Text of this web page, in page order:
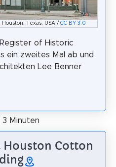
, Houston, Texas, USA / CC BY 3.0
of Historic
ein zweites Mal ab und
Lee Benner
Minuten
Houston Cotton